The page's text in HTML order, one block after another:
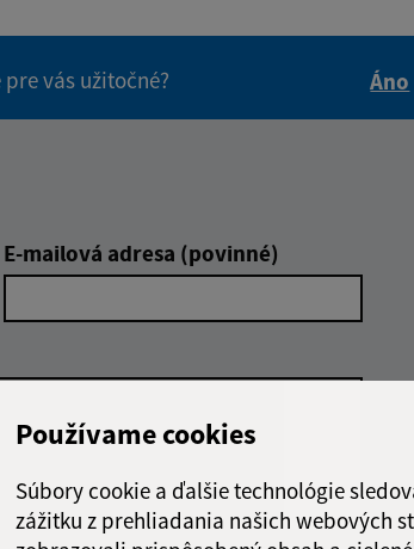
Používame cookies
Súbory cookie a ďalšie technológie
zážitku z prehliadania našich webových
vás užitočné?
Áno
E-mailová adresa (povinné)